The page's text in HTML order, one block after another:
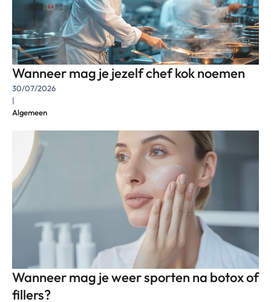
Wanneer mag je jezelf chef kok noemen
30/07/2026
|
Algemeen
Wanneer mag je weer sporten na botox of
fillers?